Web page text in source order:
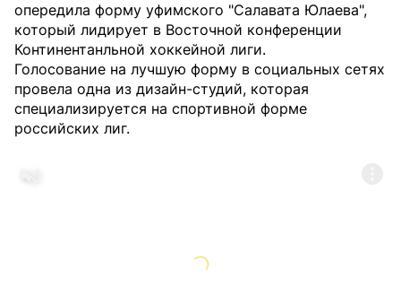
опередила форму уфимского "Салавата Юлаева",
который лидирует в Восточной конференции
Континентанльной хоккейной лиги.
Голосование на лучшую форму в социальных сетях
провела одна из дизайн-студий, которая
специализируется на спортивной форме
российских лиг.